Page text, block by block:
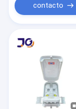
Produtos
Vídeos
Espetáculo VR
contacto